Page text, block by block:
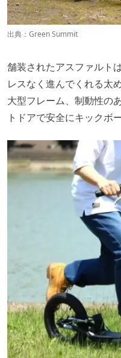
出典： Green Summit
舗装されたアスファルト
レスなく進んでくれる太
大型フレーム、制動性の
トドアで安全にキックボ